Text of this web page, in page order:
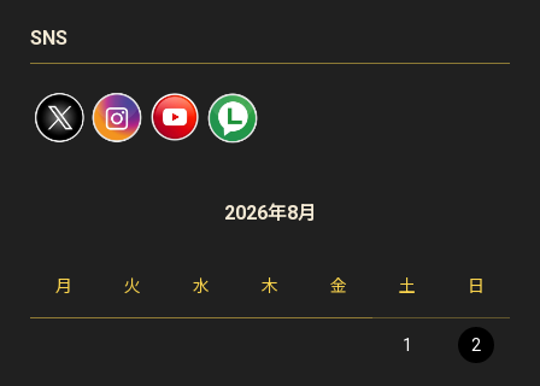
SNS
2026年8月
月 火 水 木 金 土 日
1 2